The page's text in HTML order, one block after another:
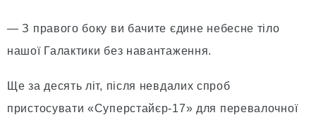
— З правого боку ви бачите єдине небесне тіло
нашої Галактики без навантаження.
Ще за десять літ, після невдалих спроб
пристосувати «Суперстайєр-17» для перевалочної